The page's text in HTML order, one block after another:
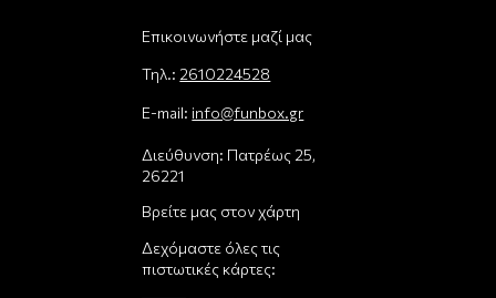
Επικοινωνήστε μαζί μας
Τηλ.: 2610224528
E-mail: info@funbox.gr
Διεύθυνση: Πατρέως 25,
26221
Βρείτε μας στον χάρτη
Δεχόμαστε όλες τις
πιστωτικές κάρτες: